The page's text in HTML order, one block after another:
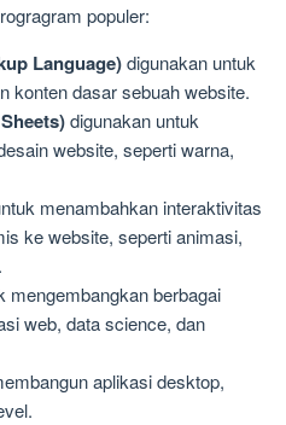
populer:
Language)digunakan untuk
konten dasar sebuah website.
digunakan untuk
website, seperti warna,
menambahkan interaktivitas
ke website, seperti animasi,
mengembangkan berbagai
web, data science, dan
aplikasi desktop,